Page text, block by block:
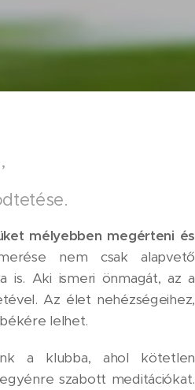
mélyebben megérteni és
nem csak alapvető
is. Aki ismeri önmagát, az a
Az élet nehézségeihez,
lelhet.
a klubba, ahol kötetlen
szabott meditációkat.